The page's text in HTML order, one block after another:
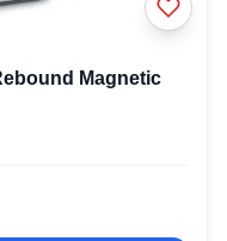
Magnetic